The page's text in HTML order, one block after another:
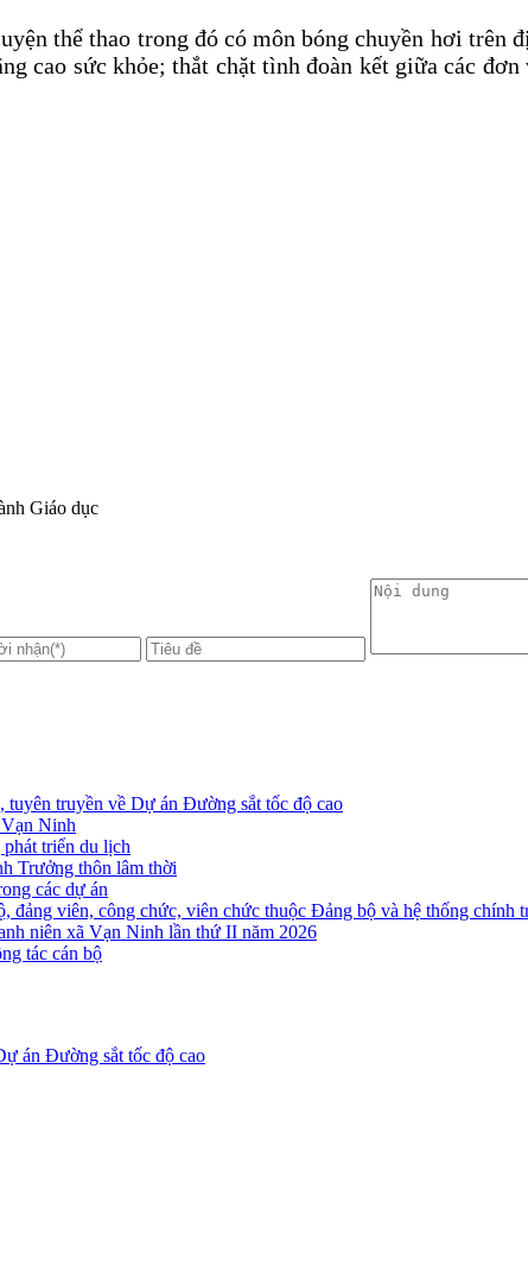
thể thao trong đó có môn bóng chuyền hơi trên
cao sức khỏe; thắt chặt tình đoàn kết giữa các
Giáo dục
truyền về Dự án Đường sắt tốc độ cao
Ninh
triển du lịch
Trưởng thôn lâm thời
các dự án
đảng viên, công chức, viên chức thuộc Đảng bộ và hệ thống
niên xã Vạn Ninh lần thứ II năm 2026
tác cán bộ
án Đường sắt tốc độ cao